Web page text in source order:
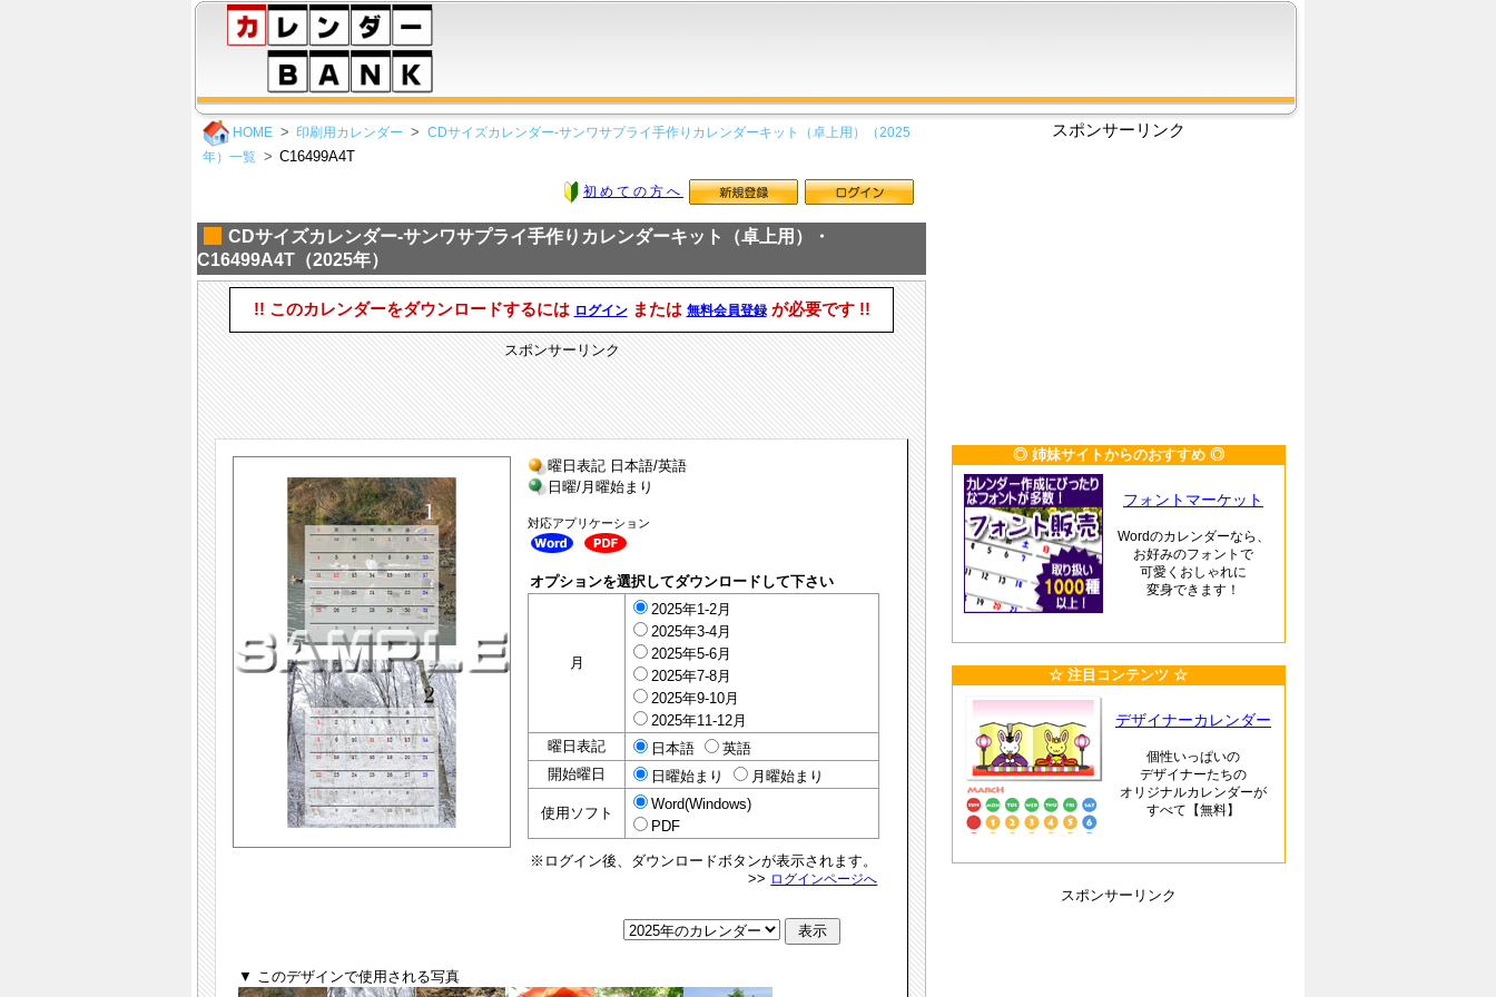
HOME 印刷用カレンダー
CDサイズカレンダー-サンワサプライ手作りカレンダーキット（卓上用）（2025
年）一覧
C16499A4T
初めての方へ
CDサイズカレンダー-サンワサプライ手作りカレンダーキット（卓上用）・
C16499A4T（2025年）
!! このカレンダーをダウンロードするには ログインまたは 無料会員登録が必要です !!
スポンサーリンク
曜日表記 日本語/英語
日曜/月曜始まり
対応アプリケーション
オプションを選択してダウンロードして下さい
月
2025年1-2月
2025年3-4月
2025年5-6月
2025年7-8月
2025年9-10月
2025年11-12月
曜日表記
日本語
英語
開始曜日
日曜始まり 月曜始まり
使用ソフト
Word(Windows)
PDF
※ログイン後、ダウンロードボタンが表示されます。
>> ログインページへ
▼ このデザインで使用される写真
スポンサーリンク
◎ 姉妹サイトからのおすすめ ◎
フォントマーケット
Wordのカレンダーなら、
お好みのフォントで
可愛くおしゃれに
変身できます！
☆ 注目コンテンツ ☆
デザイナーカレンダー
個性いっぱいの
デザイナーたちの
オリジナルカレンダーが
すべて【無料】
スポンサーリンク